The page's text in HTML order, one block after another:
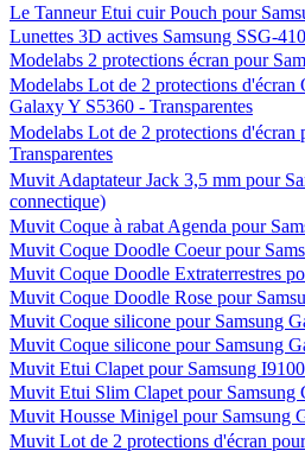
Le Tanneur Etui cuir Pouch pour
Lunettes 3D actives Samsung SSG-
Modelabs 2 protections écran pour
Modelabs Lot de 2 protections d'écran
Galaxy Y S5360 - Transparentes
Modelabs Lot de 2 protections d'écran
Transparentes
Muvit Adaptateur Jack 3,5 mm pour
connectique)
Muvit Coque à rabat Agenda pour
Muvit Coque Doodle Coeur pour
Muvit Coque Doodle Extraterrestres
Muvit Coque Doodle Rose pour
Muvit Coque silicone pour Samsung
Muvit Coque silicone pour Samsung
Muvit Etui Clapet pour Samsung
Muvit Etui Slim Clapet pour Samsung
Muvit Housse Minigel pour Samsung
Muvit Lot de 2 protections d'écran